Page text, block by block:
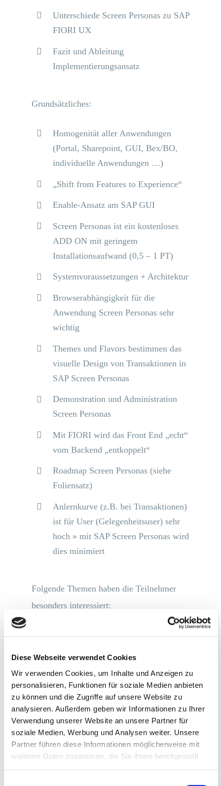
Diese Webseite verwendet Cookies
Wir verwenden Cookies, um Inhalte und Anzeigen zu
personalisieren, Funktionen für soziale Medien anbieten
zu können und die Zugriffe auf unsere Website zu
analysieren. Außerdem geben wir Informationen zu Ihrer
Verwendung unserer Website an unsere Partner für
soziale Medien, Werbung und Analysen weiter. Unsere
Partner führen diese Informationen möglicherweise mit
weiteren Daten zusammen, die Sie ihnen bereitgestellt
Unterschiede Screen Personas zu SAP
FIORI UX
Fazit und Ableitung
Implementierungsansatz
Grundsätzliches:
Homogenität aller Anwendungen
(Portal, Sharepoint, GUI, Bex/BO,
individuelle Anwendungen …)
„Shift from Features to Experience“
Enable-Ansatz am SAP GUI
Screen Personas ist ein kostenloses
ADD ON mit geringem
Installationsaufwand (0,5 – 1 PT)
Systemvoraussetzungen + Architektur
Browserabhängigkeit für die
Anwendung Screen Personas sehr
wichtig
Themes und Flavors bestimmen das
visuelle Design von Transaktionen in
SAP Screen Personas
Demonstration und Administration
Screen Personas
Mit FIORI wird das Front End „echt“
vom Backend „entkoppelt“
Roadmap Screen Personas (siehe
Foliensatz)
Anlernkurve (z.B. bei Transaktionen)
ist für User (Gelegenheitsuser) sehr
hoch » mit SAP Screen Personas wird
dies minimiert
Folgende Themen haben die Teilnehmer
besonders interessiert:
Aufwand bei Einführung und Nutzen
Einbettung Screen Personas in
Gesamt-SAP-Konstrukt
Zusammenspiel Screen Personas,
FIORI und Netweaver
Screen Personas und FIORI